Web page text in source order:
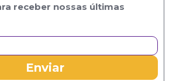
receber nossas últimas